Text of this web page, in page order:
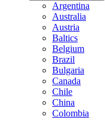
Argentina
Australia
Austria
Baltics
Belgium
Brazil
Bulgaria
Canada
Chile
China
Colombia